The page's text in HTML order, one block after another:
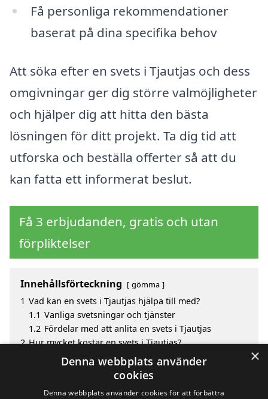
Få personliga rekommendationer
baserat på dina specifika behov
Att söka efter en svets i Tjautjas och dess
omgivningar ger dig större valmöjligheter
och hjälper dig att hitta den bästa
lösningen för ditt projekt. Ta dig tid att
utforska och beställa offerter så att du
kan fatta ett informerat beslut.
Få 3 erbjudanden, gratis och utan
förpliktelser
Innehållsförteckning gömma
1 Vad kan en svets i Tjautjas hjälpa till med?
1.1 Vanliga svetsningar och tjänster
1.2 Fördelar med att anlita en svets i Tjautjas
2 Hur mycket kostar en svets i Tjautjas?
Fördelar med att välja svets i Tjautjas
Sök efter en skicklig svets i de omgivande städerna
×
Denna webbplats använder
cookies
Denna webbplats använder cookies för att förbättra